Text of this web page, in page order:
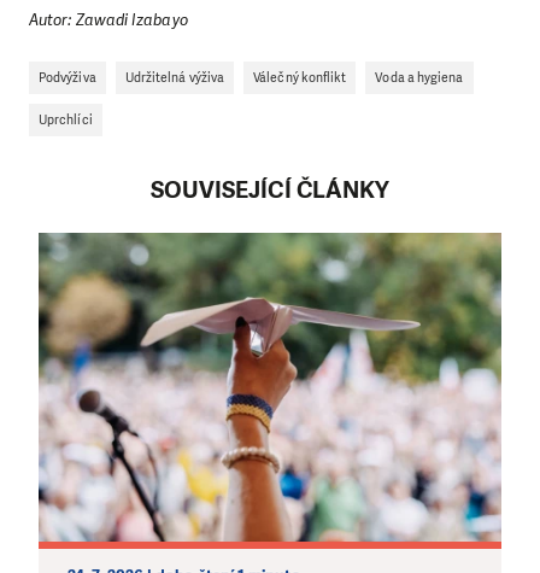
Autor: Zawadi Izabayo
Podvýživa Udržitelná výživa Válečný konflikt Voda a hygiena
Uprchlíci
SOUVISEJÍCÍ ČLÁNKY